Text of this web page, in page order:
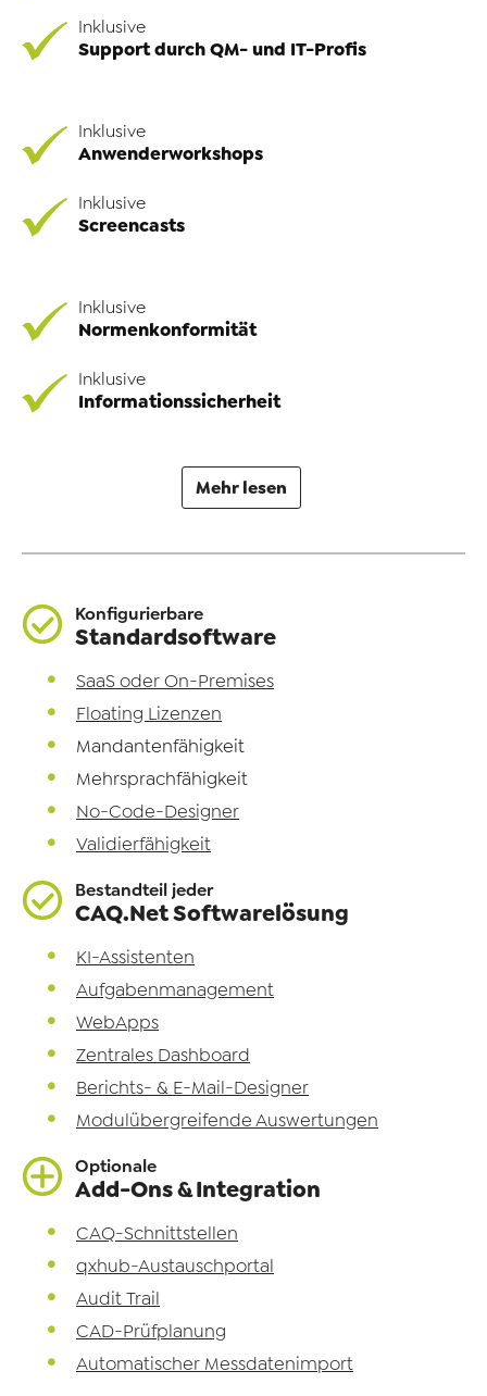
Inklusive
Support durch QM- und IT-Profis
Inklusive
Anwenderworkshops
Inklusive
Screencasts
Inklusive
Normenkonformität
Inklusive
Informationssicherheit
Mehr lesen
Konfigurierbare
Standardsoftware
SaaS oder On-Premises
Floating Lizenzen
Mandantenfähigkeit
Mehrsprachfähigkeit
No-Code-Designer
Validierfähigkeit
Bestandteil jeder
CAQ.Net Softwarelösung
KI-Assistenten
Aufgabenmanagement
WebApps
Zentrales Dashboard
Berichts- & E-Mail-Designer
Modulübergreifende Auswertungen
Optionale
Add-Ons & Integration
CAQ-Schnittstellen
qxhub-Austauschportal
Audit Trail
CAD-Prüfplanung
Automatischer Messdatenimport